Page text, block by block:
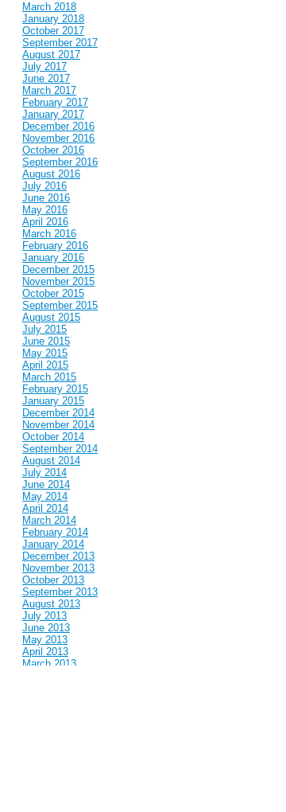
March 2018
January 2018
October 2017
September 2017
August 2017
July 2017
June 2017
March 2017
February 2017
January 2017
December 2016
November 2016
October 2016
September 2016
August 2016
July 2016
June 2016
May 2016
April 2016
March 2016
February 2016
January 2016
December 2015
November 2015
October 2015
September 2015
August 2015
July 2015
June 2015
May 2015
April 2015
March 2015
February 2015
January 2015
December 2014
November 2014
October 2014
September 2014
August 2014
July 2014
June 2014
May 2014
April 2014
March 2014
February 2014
January 2014
December 2013
November 2013
October 2013
September 2013
August 2013
July 2013
June 2013
May 2013
April 2013
March 2013